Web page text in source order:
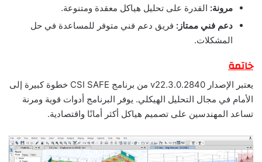
مرونة: القدرة على تحليل هياكل معقدة ومتنوعة.
دعم فني ممتاز: فريق دعم فني متوفر للمساعدة في حل
المشكلات.
خاتمة
يعتبر الإصدار v22.3.0.2840 من برنامج CSI SAFE خطوة كبيرة إلى
الأمام في مجال التحليل الهيكلي. يوفر البرنامج أدوات قوية ومرنة
تساعد المهندسين على تصميم هياكل أكثر أمانًا واقتصادية.